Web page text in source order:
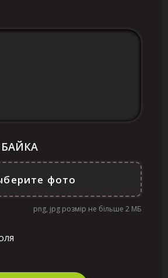
БАЙКА
png, jpg розмір не більше 2 МБ